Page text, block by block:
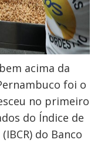
acima da
foi o
no primeiro
do Índice de
do Banco